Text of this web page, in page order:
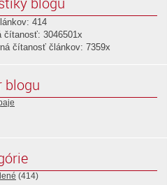
414
čítanosť: 3046501x
čítanosť článkov: 7359x
blogu
(414)